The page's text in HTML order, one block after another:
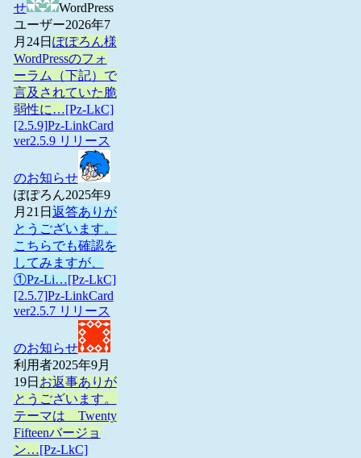
せ
WordPress
ユーザー2026年7
月24日 ぽぽろん様
WordPressのフォ
ーラム（下記）で
言及されていた脆
弱性に…[Pz-LkC]
[2.5.9]Pz-LinkCard
ver2.5.9 リリース
のお知らせ
ぽぽろん2025年9
月21日 返答ありが
とうございます。
こちらでも確認を
してみますが、
①Pz-Li…[Pz-LkC]
[2.5.7]Pz-LinkCard
ver2.5.7 リリース
のお知らせ
利用者2025年9月
19日 お返事ありが
とうございます。
テーマは Twenty
Fifteenバージョ
ン…[Pz-LkC]